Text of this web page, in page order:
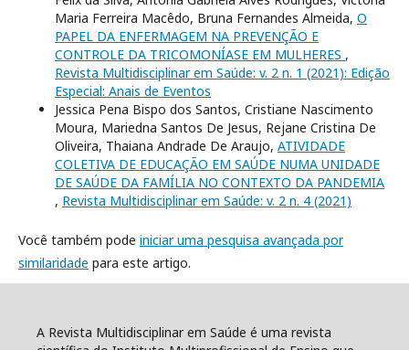
Maria Ferreira Macêdo, Bruna Fernandes Almeida, O
PAPEL DA ENFERMAGEM NA PREVENÇÃO E
CONTROLE DA TRICOMONÍASE EM MULHERES ,
Revista Multidisciplinar em Saúde: v. 2 n. 1 (2021): Edição
Especial: Anais de Eventos
Jessica Pena Bispo dos Santos, Cristiane Nascimento
Moura, Mariedna Santos De Jesus, Rejane Cristina De
Oliveira, Thaiana Andrade De Araujo, ATIVIDADE
COLETIVA DE EDUCAÇÃO EM SAÚDE NUMA UNIDADE
DE SAÚDE DA FAMÍLIA NO CONTEXTO DA PANDEMIA
, Revista Multidisciplinar em Saúde: v. 2 n. 4 (2021)
Você também pode iniciar uma pesquisa avançada por
similaridade para este artigo.
A Revista Multidisciplinar em Saúde é uma revista